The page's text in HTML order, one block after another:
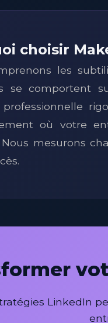
choisir
les
se comportent
professionnelle
où votre
Nous mesurons
LinkedIn